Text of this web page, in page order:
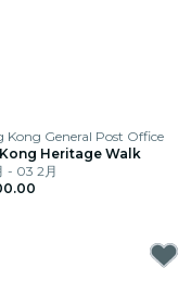
Kong General Post Office
Heritage Walk
- 03 2月